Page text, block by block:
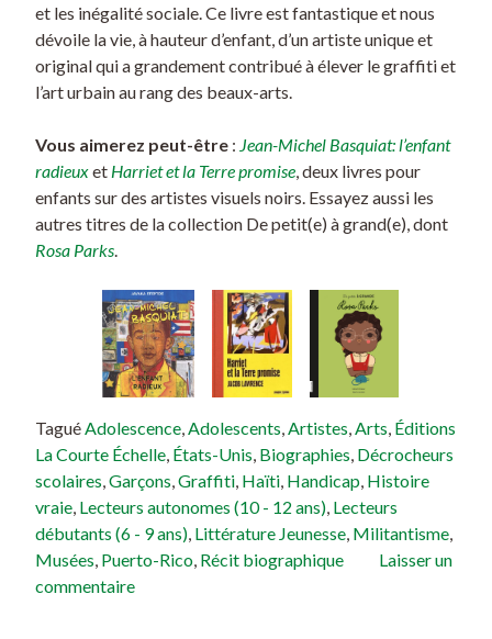
et les inégalité sociale. Ce livre est fantastique et nous
dévoile la vie, à hauteur d’enfant, d’un artiste unique et
original qui a grandement contribué à élever le graffiti et
l’art urbain au rang des beaux-arts.
Vous aimerez peut-être : Jean-Michel Basquiat: l’enfant
radieuxet Harriet et la Terre promise, deux livres pour
enfants sur des artistes visuels noirs. Essayez aussi les
autres titres de la collection De petit(e) à grand(e), dont
Rosa Parks.
TaguéAdolescence,Adolescents,Artistes,Arts, Éditions
La Courte Échelle, États-Unis, Biographies, Décrocheurs
scolaires,Garçons,Graffiti, Haïti, Handicap, Histoire
vraie, Lecteurs autonomes (10 - 12 ans), Lecteurs
débutants (6 - 9 ans), Littérature Jeunesse, Militantisme,
Musées, Puerto-Rico, Récit biographique
Laisser un
commentaire